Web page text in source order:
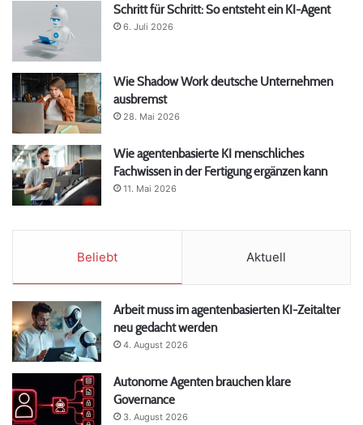
Schritt für Schritt: So entsteht ein KI-Agent
6. Juli 2026
Wie Shadow Work deutsche Unternehmen
ausbremst
28. Mai 2026
Wie agentenbasierte KI menschliches
Fachwissen in der Fertigung ergänzen kann
11. Mai 2026
Beliebt Aktuell
Arbeit muss im agentenbasierten KI-Zeitalter
neu gedacht werden
4. August 2026
Autonome Agenten brauchen klare
Governance
3. August 2026